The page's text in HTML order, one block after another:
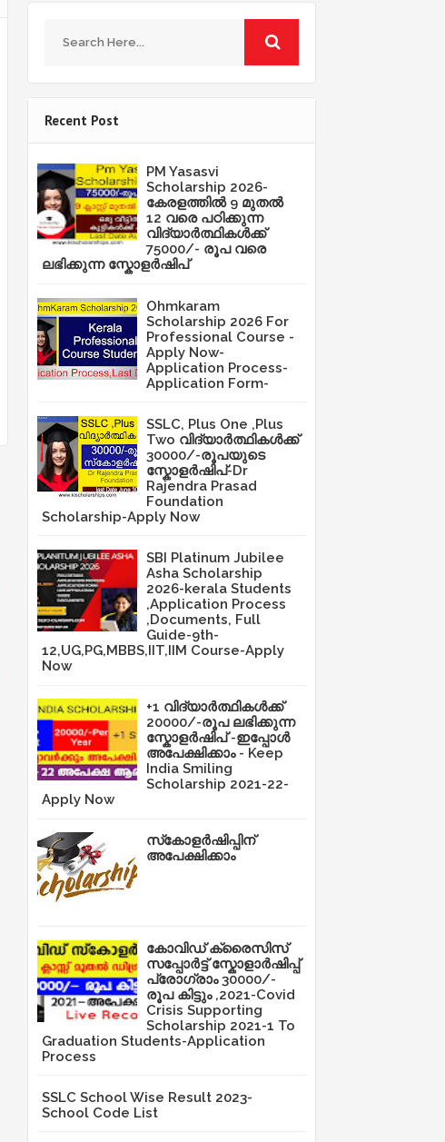
Recent Post
PM Yasasvi
Scholarship 2026-
കേരളത്തിൽ 9 മുതൽ
12 വരെ പഠിക്കുന്ന
വിദ്യാർത്ഥികൾക്ക്
75000/- രൂപ വരെ
ലഭിക്കുന്ന സ്കോളർഷിപ്
Ohmkaram
Scholarship 2026 For
Professional Course -
Apply Now-
Application Process-
Application Form-
SSLC, Plus One ,Plus
Two വിദ്യാർത്ഥികൾക്ക്
30000/-രൂപയുടെ
സ്കോളർഷിപ്-Dr
Rajendra Prasad
Foundation
Scholarship-Apply Now
SBI Platinum Jubilee
Asha Scholarship
2026-kerala Students
,Application Process
,Documents, Full
Guide-9th-
12,UG,PG,MBBS,IIT,IIM Course-Apply
Now
+1 വിദ്യാർത്ഥികൾക്ക്
20000/-രൂപ ലഭിക്കുന്ന
സ്കോളർഷിപ് -ഇപ്പോൾ
അപേക്ഷിക്കാം - Keep
India Smiling
Scholarship 2021-22-
Apply Now
സ്‌കോളർഷിപ്പിന്
അപേക്ഷിക്കാം
കോവിഡ് ക്രൈസിസ്
സപ്പോർട്ട് സ്കോളാർഷിപ്പ്
പ്രോഗ്രാം 30000/-
രൂപ കിട്ടും ,2021-Covid
Crisis Supporting
Scholarship 2021-1 To
Graduation Students-Application
Process
SSLC School Wise Result 2023-
School Code List